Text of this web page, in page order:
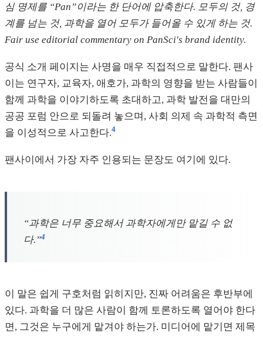
심 명제를 “Pan”이라는 한 단어에 압축한다. 모두의 것, 경
계를 넘는 것, 과학을 열어 모두가 들어올 수 있게 하는 것.
Fair use editorial commentary on PanSci's brand identity.
공식 소개 페이지는 사명을 매우 직접적으로 말한다. 팬사
이는 연구자, 교육자, 애호가, 과학의 영향을 받는 사람들이
함께 과학을 이야기하도록 초대하고, 과학 발전을 대만의
공공 포럼 안으로 되돌려 놓으며, 사회 의제 속 과학적 측면
을 이성적으로 사고한다.4
팬사이에서 가장 자주 인용되는 문장도 여기에 있다.
“과학은 너무 중요해서 과학자에게만 맡길 수 없
다.”4
이 말은 쉽게 구호처럼 읽히지만, 진짜 어려움은 후반부에
있다. 과학을 더 많은 사람이 함께 토론하도록 열어야 한다
면, 그것은 누구에게 맡겨야 하는가. 미디어에 맡기면 제목